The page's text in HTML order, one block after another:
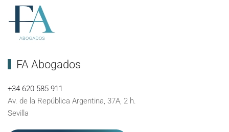
FA Abogados
+34 620 585 911
Av. de la República Argentina, 37A, 2 h.
Sevilla